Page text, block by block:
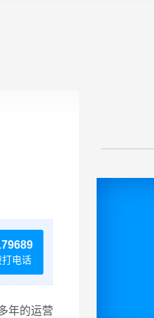
打电话
年的运营